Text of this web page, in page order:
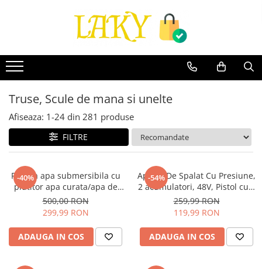
Toate Produsele
Îngrijire personală & Cosmetice
Casă & Grădină
Diverse
Accesorii telefoane & Gadgeturi
Accesorii telefoane & Gadgeturi
TV, Audio-Video & Foto
Gaming & Jucării
Jocuri si Jucarii
Electrocasnice & Electronice
Accesorii auto
Divertisment
Truse, Scule de mana si unelte
Lumea copiilor
Truse, Scule de mana si unelte
Afiseaza: 1-24 din 281 produse
FILTRE
-40%
Pompa apa submersibila cu
plutitor apa curata/apa de
rau/ fantana FUERTE® QDX-
35-1.5KW, 8000 l/h debit
maxim, inaltime refulare 35m,
Adancime 35m
500,00 RON
299,99 RON
ADAUGA IN COS
-54%
Aparat De Spalat Cu Presiune,
2 acumulatori, 48V, Pistol cu 3
moduri, 30 bari, Recipient
spuma, Filtru si Duze incluse
259,99 RON
119,99 RON
ADAUGA IN COS